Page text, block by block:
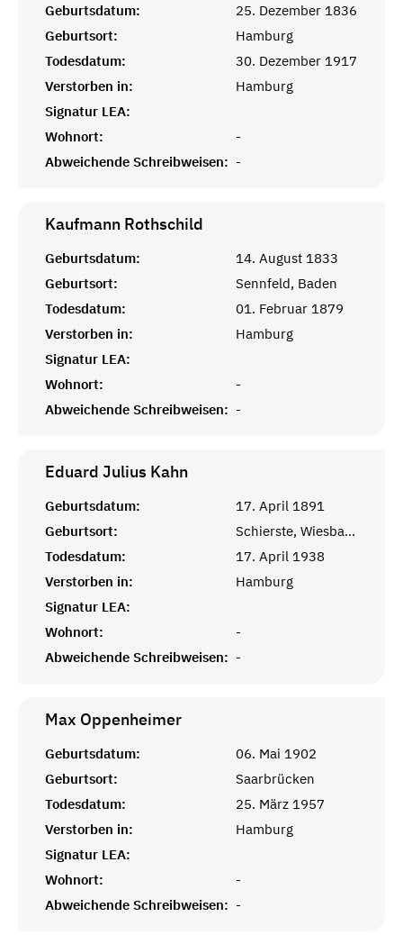
Geburtsdatum:
25. Dezember 1836
Geburtsort:
Hamburg
Todesdatum:
30. Dezember 1917
Verstorben in:
Hamburg
Signatur LEA:
Wohnort:
-
Abweichende Schreibweisen: -
Kaufmann Rothschild
Geburtsdatum:
14. August 1833
Geburtsort:
Sennfeld, Baden
Todesdatum:
01. Februar 1879
Verstorben in:
Hamburg
Signatur LEA:
Wohnort:
-
Abweichende Schreibweisen: -
Eduard Julius Kahn
Geburtsdatum:
17. April 1891
Geburtsort:
Schierste, Wiesbaden, Hessen
Todesdatum:
17. April 1938
Verstorben in:
Hamburg
Signatur LEA:
Wohnort:
-
Abweichende Schreibweisen: -
Max Oppenheimer
Geburtsdatum:
06. Mai 1902
Geburtsort:
Saarbrücken
Todesdatum:
25. März 1957
Verstorben in:
Hamburg
Signatur LEA:
Wohnort:
-
Abweichende Schreibweisen: -